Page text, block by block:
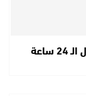
مقاييس الأمطار المسجلة بالمملكة خلال الـ 24 ساعة